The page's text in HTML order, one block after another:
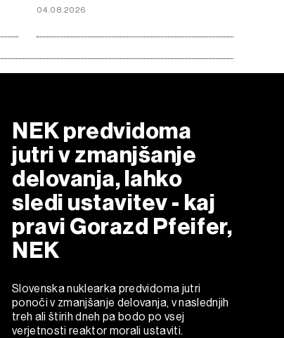
04.08.2026
NEK predvidoma
jutri v zmanjšanje
delovanja, lahko
sledi ustavitev - kaj
pravi Gorazd Pfeifer,
NEK
Slovenska nuklearka predvidoma jutri
ponoči v zmanjšanje delovanja, v naslednjih
treh ali štirih dneh pa bodo po vsej
verjetnosti reaktor morali ustaviti.